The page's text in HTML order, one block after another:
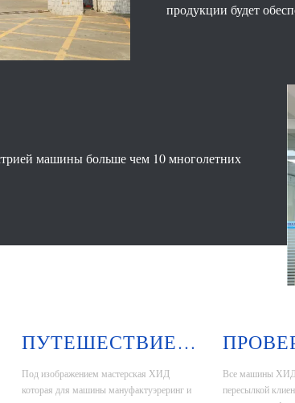
продукции будет
машины больше чем 10 многолетних
ПУТЕШЕСТВИЕ ФАБРИКИ
Под изображением мастерская ХИД
которая для машины мануфактуэреринг и
Все машины ХИД
пересылкой